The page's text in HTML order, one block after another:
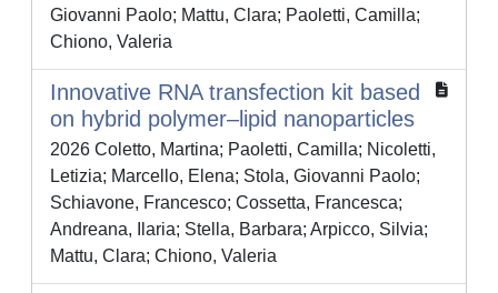
Giovanni Paolo; Mattu, Clara; Paoletti, Camilla;
Chiono, Valeria
Innovative RNA transfection kit based
on hybrid polymer–lipid nanoparticles
2026 Coletto, Martina; Paoletti, Camilla; Nicoletti,
Letizia; Marcello, Elena; Stola, Giovanni Paolo;
Schiavone, Francesco; Cossetta, Francesca;
Andreana, Ilaria; Stella, Barbara; Arpicco, Silvia;
Mattu, Clara; Chiono, Valeria